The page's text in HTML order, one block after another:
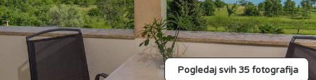
Pogledaj svih 35 fotografija